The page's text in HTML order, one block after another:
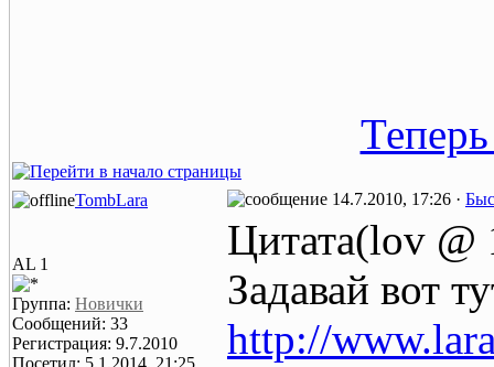
TombLara 14.7.2010, 17:26 ·
AL 1
Группа: Новички
Сообщений: 33
Регистрация: 9.7.2010
Посетил: 5.1.2014, 21:25
Цитата(lov
Задавай вот
http://